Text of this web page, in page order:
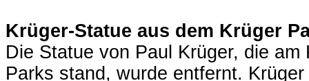
Krüger-Statue aus dem Krüger
Die Statue von Paul Krüger, die
Parks stand, wurde entfernt.